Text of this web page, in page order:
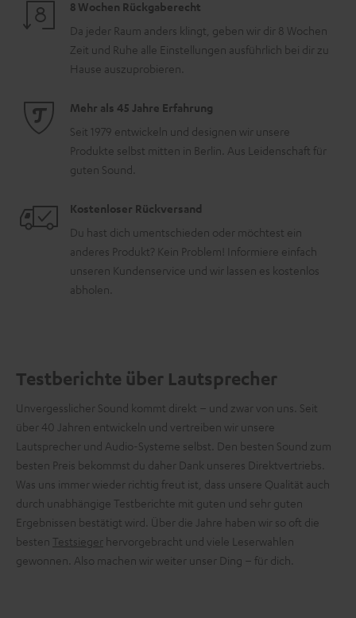
8 Wochen Rückgaberecht
Da jeder Raum anders klingt, geben wir dir 8 Wochen
Zeit und Ruhe alle Einstellungen ausführlich bei dir zu
Hause auszuprobieren.
Mehr als 45 Jahre Erfahrung
Seit 1979 entwickeln und designen wir unsere
Produkte selbst mitten in Berlin. Aus Leidenschaft für
guten Sound.
Kostenloser Rückversand
Du hast dich umentschieden oder möchtest ein
anderes Produkt? Kein Problem! Informiere einfach
unseren Kundenservice und wir lassen es kostenlos
abholen.
Testberichte über Lautsprecher
Unvergesslicher Sound kommt direkt – und zwar von uns. Seit
über 40 Jahren entwickeln und vertreiben wir unsere
Lautsprecher und Audio-Systeme selbst. Den besten Sound zum
besten Preis bekommst du daher Dank unseres Direktvertriebs.
Was uns immer wieder richtig freut ist, dass unsere Qualität auch
durch unabhängige Testberichte mit guten und sehr guten
Ergebnissen bestätigt wird. Über die Jahre haben wir so oft die
besten Testsieger hervorgebracht und viele Leserwahlen
gewonnen. Also machen wir weiter unser Ding – für dich.